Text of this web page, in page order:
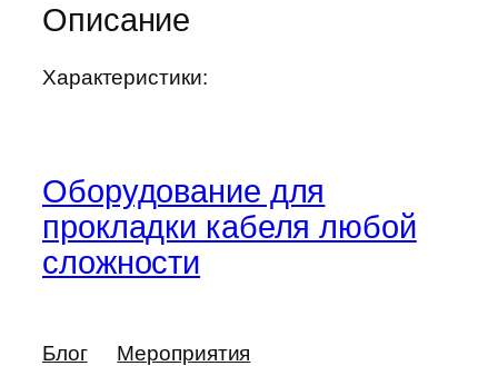
Описание
Характеристики:
Оборудование для
прокладки кабеля любой
сложности
Блог Мероприятия